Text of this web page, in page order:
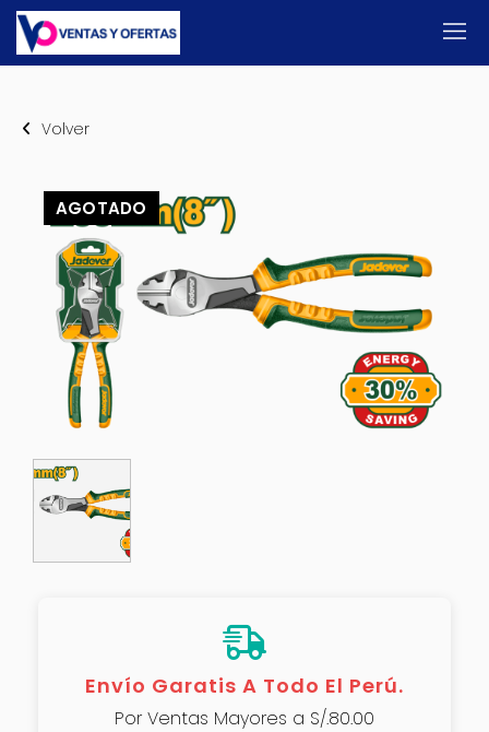
Volver
AGOTADO
Envío Garatis A Todo El Perú.
Por Ventas Mayores a S/.80.00